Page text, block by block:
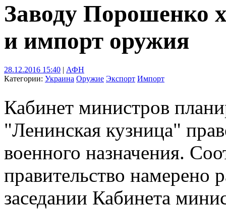
Заводу Порошенко
и импорт оружия
28.12.2016 15:40 | АФН
Категории: Украина Оружие Экспорт Импорт
Кабинет министров
"Ленинская кузница"
военного назначения.
правительство намерено
заседании Кабинета